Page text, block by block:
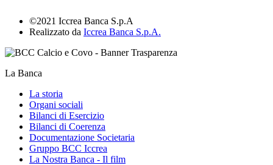
©2021 Iccrea Banca S.p.A
Realizzato da Iccrea Banca S.p.A.
La Banca
La storia
Organi sociali
Bilanci di Esercizio
Bilanci di Coerenza
Documentazione Societaria
Gruppo BCC Iccrea
La Nostra Banca - Il film